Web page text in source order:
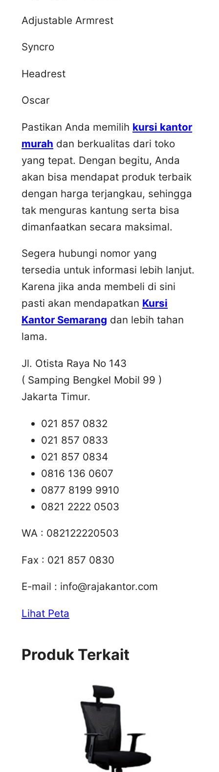
Adjustable Armrest
Syncro
Headrest
Oscar
Pastikan Anda memilih kursi kantor
murah dan berkualitas dari toko
yang tepat. Dengan begitu, Anda
akan bisa mendapat produk terbaik
dengan harga terjangkau, sehingga
tak menguras kantung serta bisa
dimanfaatkan secara maksimal.
Segera hubungi nomor yang
tersedia untuk informasi lebih lanjut.
Karena jika anda membeli di sini
pasti akan mendapatkan Kursi
Kantor Semarang dan lebih tahan
lama.
Jl. Otista Raya No 143
( Samping Bengkel Mobil 99 )
Jakarta Timur.
021 857 0832
021 857 0833
021 857 0834
0816 136 0607
0877 8199 9910
0821 2222 0503
WA : 082122220503
Fax : 021 857 0830
E-mail : info@rajakantor.com
Lihat Peta
Produk Terkait